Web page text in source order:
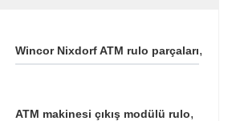
Wincor Nixdorf ATM rulo parçaları
ATM makinesi çıkış modülü rulo,